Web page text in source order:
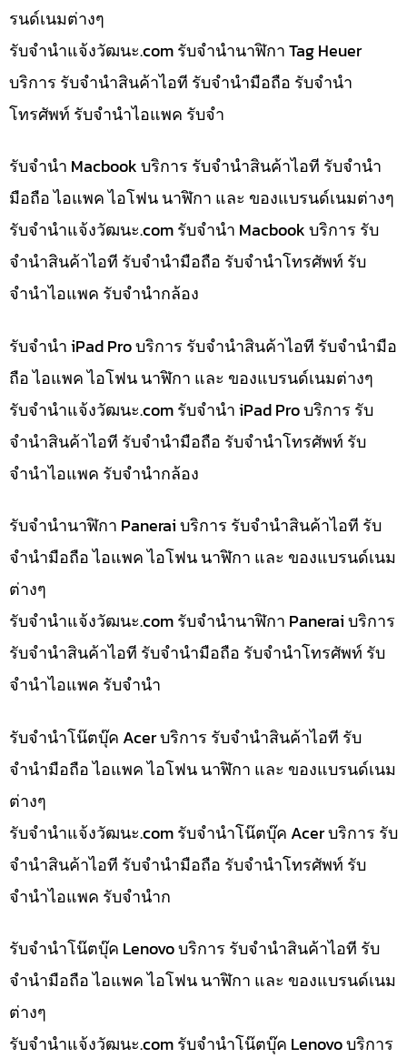
รนด์เนมต่างๆ
รับจํานําแจ้งวัฒนะ.com รับจำนำนาฬิกา Tag Heuer
บริการ รับจำนำสินค้าไอที รับจำนำมือถือ รับจำนำ
โทรศัพท์ รับจำนำไอแพค รับจำ
รับจำนำ Macbook บริการ รับจำนำสินค้าไอที รับจำนำ
มือถือ ไอแพค ไอโฟน นาฬิกา และ ของแบรนด์เนมต่างๆ
รับจํานําแจ้งวัฒนะ.com รับจำนำ Macbook บริการ รับ
จำนำสินค้าไอที รับจำนำมือถือ รับจำนำโทรศัพท์ รับ
จำนำไอแพค รับจำนำกล้อง
รับจำนำ iPad Pro บริการ รับจำนำสินค้าไอที รับจำนำมือ
ถือ ไอแพค ไอโฟน นาฬิกา และ ของแบรนด์เนมต่างๆ
รับจํานําแจ้งวัฒนะ.com รับจำนำ iPad Pro บริการ รับ
จำนำสินค้าไอที รับจำนำมือถือ รับจำนำโทรศัพท์ รับ
จำนำไอแพค รับจำนำกล้อง
รับจำนำนาฬิกา Panerai บริการ รับจำนำสินค้าไอที รับ
จำนำมือถือ ไอแพค ไอโฟน นาฬิกา และ ของแบรนด์เนม
ต่างๆ
รับจํานําแจ้งวัฒนะ.com รับจำนำนาฬิกา Panerai บริการ
รับจำนำสินค้าไอที รับจำนำมือถือ รับจำนำโทรศัพท์ รับ
จำนำไอแพค รับจำนำ
รับจำนำโน๊ตบุ๊ค Acer บริการ รับจำนำสินค้าไอที รับ
จำนำมือถือ ไอแพค ไอโฟน นาฬิกา และ ของแบรนด์เนม
ต่างๆ
รับจํานําแจ้งวัฒนะ.com รับจำนำโน๊ตบุ๊ค Acer บริการ รับ
จำนำสินค้าไอที รับจำนำมือถือ รับจำนำโทรศัพท์ รับ
จำนำไอแพค รับจำนำก
รับจำนำโน๊ตบุ๊ค Lenovo บริการ รับจำนำสินค้าไอที รับ
จำนำมือถือ ไอแพค ไอโฟน นาฬิกา และ ของแบรนด์เนม
ต่างๆ
รับจํานําแจ้งวัฒนะ.com รับจำนำโน๊ตบุ๊ค Lenovo บริการ